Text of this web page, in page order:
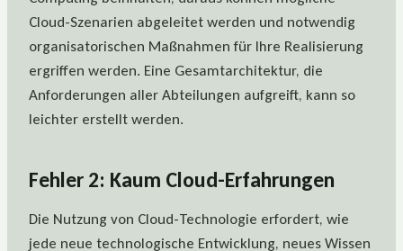
Cloud-Szenarien abgeleitet werden und notwendig
organisatorischen Maßnahmen für Ihre Realisierung
ergriffen werden. Eine Gesamtarchitektur, die
Anforderungen aller Abteilungen aufgreift, kann so
leichter erstellt werden.
Fehler 2: Kaum Cloud-Erfahrungen
Die Nutzung von Cloud-Technologie erfordert, wie
jede neue technologische Entwicklung, neues Wissen